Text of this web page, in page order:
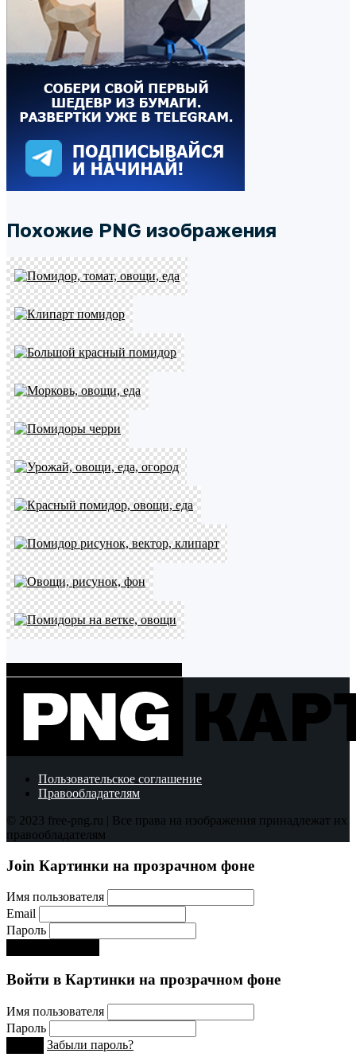
Похожие PNG изображения
Пользовательское соглашение
Правообладателям
© 2023 free-png.ru | Все права на изображения принадлежат их
правообладателям
Join Картинки на прозрачном фоне
Имя пользователя
Email
Пароль
Войти в Картинки на прозрачном фоне
Имя пользователя
Пароль
Забыли пароль?